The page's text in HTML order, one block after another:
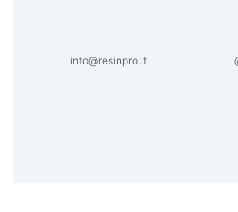
info@resinpro.it